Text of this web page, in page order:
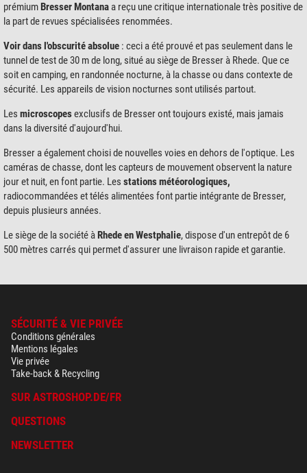
prémiumBresser Montana a reçu une critique internationale très positive de
la part de revues spécialisées renommées.
Voir dans l'obscurité absolue : ceci a été prouvé et pas seulement dans le
tunnel de test de 30 m de long, situé au siège de Bresser à Rhede. Que ce
soit en camping, en randonnée nocturne, à la chasse ou dans contexte de
sécurité. Les appareils de vision nocturnes sont utilisés partout.
Les microscopesexclusifs de Bresser ont toujours existé, mais jamais
dans la diversité d'aujourd'hui.
Bresser a également choisi de nouvelles voies en dehors de l'optique. Les
caméras de chasse, dont les capteurs de mouvement observent la nature
jour et nuit, en font partie. Les stations météorologiques,
radiocommandées et télés alimentées font partie intégrante de Bresser,
depuis plusieurs années.
Le siège de la société àRhede en Westphalie, dispose d'un entrepôt de 6
500 mètres carrés qui permet d'assurer une livraison rapide et garantie.
SÉCURITÉ & VIE PRIVÉE
Conditions générales
Mentions légales
Vie privée
Take-back & Recycling
SUR ASTROSHOP.DE/FR
QUESTIONS
NEWSLETTER